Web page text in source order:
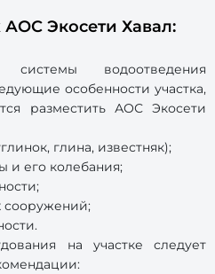
Экосети Хавал:
водоотведения
особенности участка,
разместить АОС Экосети
глина, известняк);
и его колебания;
сооружений;
на участке следует